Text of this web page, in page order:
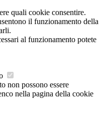
quali cookie consentire.
il funzionamento della
al funzionamento potete
non possono essere
nella pagina della cookie